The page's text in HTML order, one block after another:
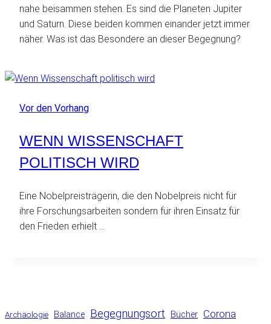
nahe beisammen stehen. Es sind die Planeten Jupiter
und Saturn. Diese beiden kommen einander jetzt immer
näher. Was ist das Besondere an dieser Begegnung?
Vor den Vorhang
WENN WISSENSCHAFT
POLITISCH WIRD
Eine Nobelpreisträgerin, die den Nobelpreis nicht für
ihre Forschungsarbeiten sondern für ihren Einsatz für
den Frieden erhielt …
Archäologie Balance Begegnungsort Bücher Corona